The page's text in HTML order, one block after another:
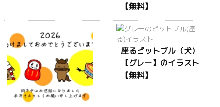
【無料】
座るピットブル（犬）
【グレー】のイラスト
【無料】